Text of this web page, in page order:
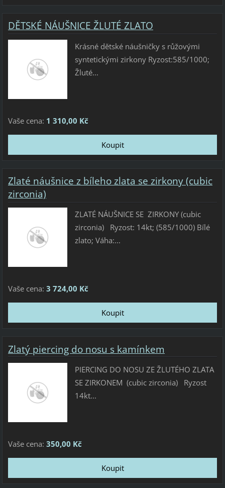
DĚTSKÉ NÁUŠNICE ŽLUTÉ ZLATO
Krásné dětské náušničky s růžovými
syntetickými zirkony Ryzost:585/1000;
Žluté...
Vaše cena: 1 310,00 Kč
Zlaté náušnice z bíleho zlata se zirkony (cubic
zirconia)
ZLATÉ NÁUŠNICE SE ZIRKONY (cubic
zirconia) Ryzost: 14kt; (585/1000) Bílé
zlato; Váha:...
Vaše cena: 3 724,00 Kč
Zlatý piercing do nosu s kamínkem
PIERCING DO NOSU ZE ŽLUTÉHO ZLATA
SE ZIRKONEM (cubic zirconia) Ryzost
14kt...
Vaše cena: 350,00 Kč